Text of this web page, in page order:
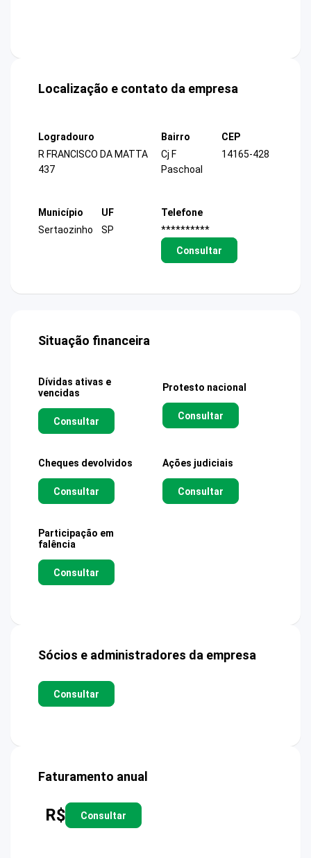
Localização e contato da empresa
Logradouro
R FRANCISCO DA MATTA
437
Bairro
Cj F
Paschoal
CEP
14165-428
Município
Sertaozinho
UF
SP
Telefone
**********
Consultar
Situação financeira
Dívidas ativas e
vencidas
Consultar
Protesto nacional
Consultar
Cheques devolvidos
Consultar
Ações judiciais
Consultar
Participação em
falência
Consultar
Sócios e administradores da empresa
Consultar
Faturamento anual
R$ Consultar